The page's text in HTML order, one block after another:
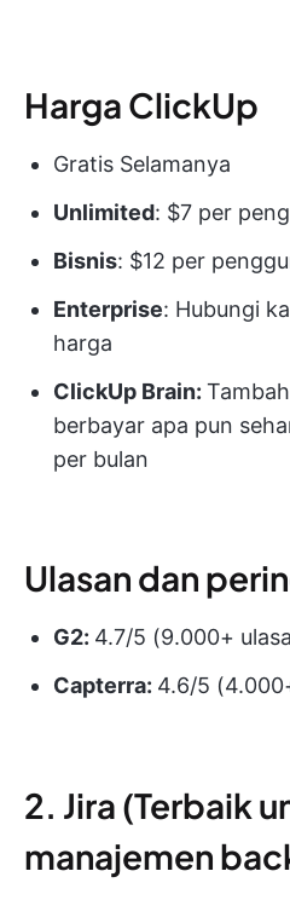
Harga ClickUp
Gratis Selamanya
Unlimited: $7 per
Bisnis: $12 per
Enterprise: Hubungi
harga
ClickUp Brain:
berbayar apa pun
per bulan
Ulasan dan
G2: 4.7/5 (9.000+
Capterra: 4.6/5
2. Jira (Terbaik
manajemen